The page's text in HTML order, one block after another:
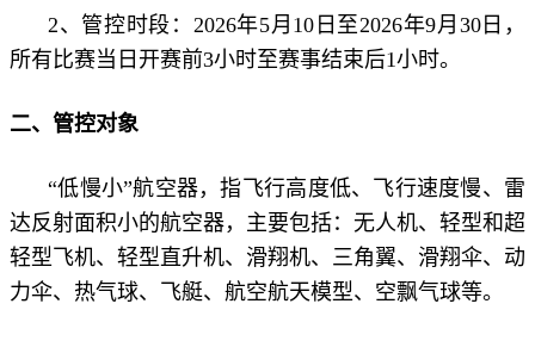
2、管控时段：2026年5月10日至2026年9月30日，
所有比赛当日开赛前3小时至赛事结束后1小时。
二、管控对象
“低慢小”航空器，指飞行高度低、飞行速度慢、雷
达反射面积小的航空器，主要包括：无人机、轻型和超
轻型飞机、轻型直升机、滑翔机、三角翼、滑翔伞、动
力伞、热气球、飞艇、航空航天模型、空飘气球等。